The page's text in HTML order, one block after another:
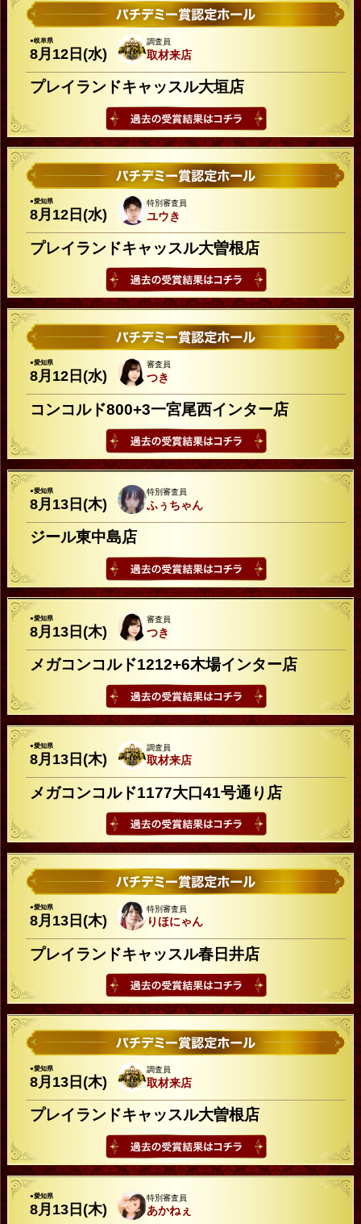
●岐阜県
8月12日(水)
調査員
取材来店
プレイランドキャッスル大垣店
●愛知県
8月12日(水)
特別審査員
ユウき
プレイランドキャッスル大曽根店
●愛知県
8月12日(水)
審査員
つき
コンコルド800+3一宮尾西インター店
●愛知県
8月13日(木)
特別審査員
ふぅちゃん
ジール東中島店
●愛知県
8月13日(木)
審査員
つき
メガコンコルド1212+6木場インター店
●愛知県
8月13日(木)
調査員
取材来店
メガコンコルド1177大口41号通り店
●愛知県
8月13日(木)
特別審査員
りほにゃん
プレイランドキャッスル春日井店
●愛知県
8月13日(木)
調査員
取材来店
プレイランドキャッスル大曽根店
●愛知県
8月13日(木)
特別審査員
あかねぇ